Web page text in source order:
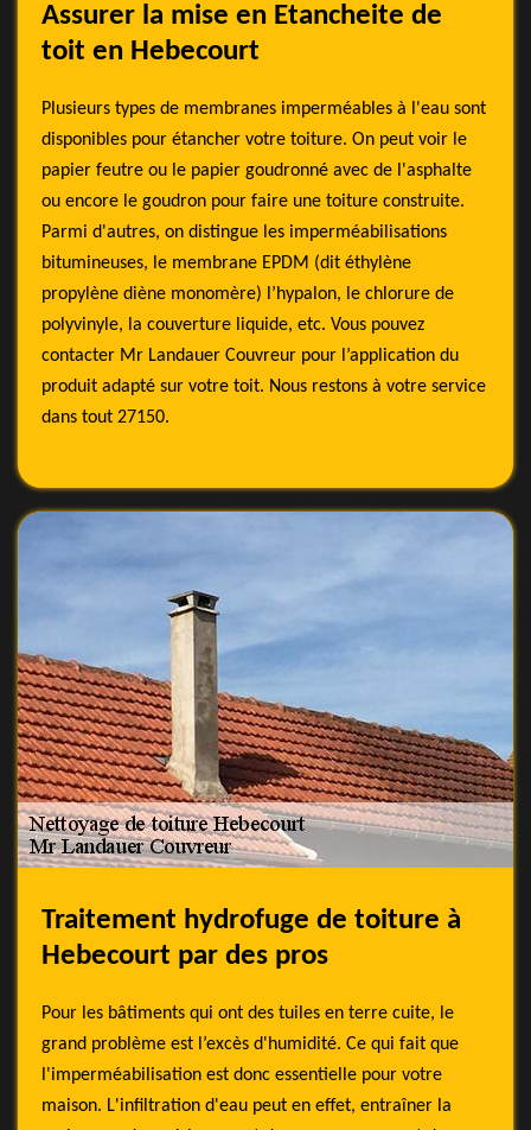
Assurer la mise en Etancheite de
toit en Hebecourt
Plusieurs types de membranes imperméables à l'eau sont
disponibles pour étancher votre toiture. On peut voir le
papier feutre ou le papier goudronné avec de l'asphalte
ou encore le goudron pour faire une toiture construite.
Parmi d'autres, on distingue les imperméabilisations
bitumineuses, le membrane EPDM (dit éthylène
propylène diène monomère) l’hypalon, le chlorure de
polyvinyle, la couverture liquide, etc. Vous pouvez
contacter Mr Landauer Couvreur pour l’application du
produit adapté sur votre toit. Nous restons à votre service
dans tout 27150.
Traitement hydrofuge de toiture à
Hebecourt par des pros
Pour les bâtiments qui ont des tuiles en terre cuite, le
grand problème est l’excès d'humidité. Ce qui fait que
l'imperméabilisation est donc essentielle pour votre
maison. L'infiltration d'eau peut en effet, entraîner la